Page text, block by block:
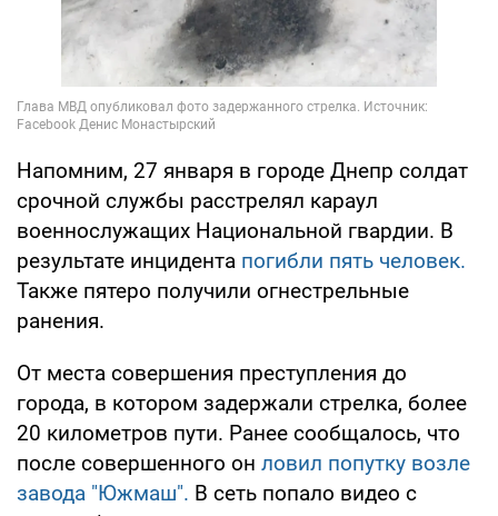
Напомним, 27 января в городе Днепр солдат
срочной службы расстрелял караул
военнослужащих Национальной гвардии. В
результате инцидента погибли пять человек.
Также пятеро получили огнестрельные
ранения.
От места совершения преступления до
города, в котором задержали стрелка, более
20 километров пути. Ранее сообщалось, что
после совершенного он ловил попутку возле
завода "Южмаш". В сеть попало видео с